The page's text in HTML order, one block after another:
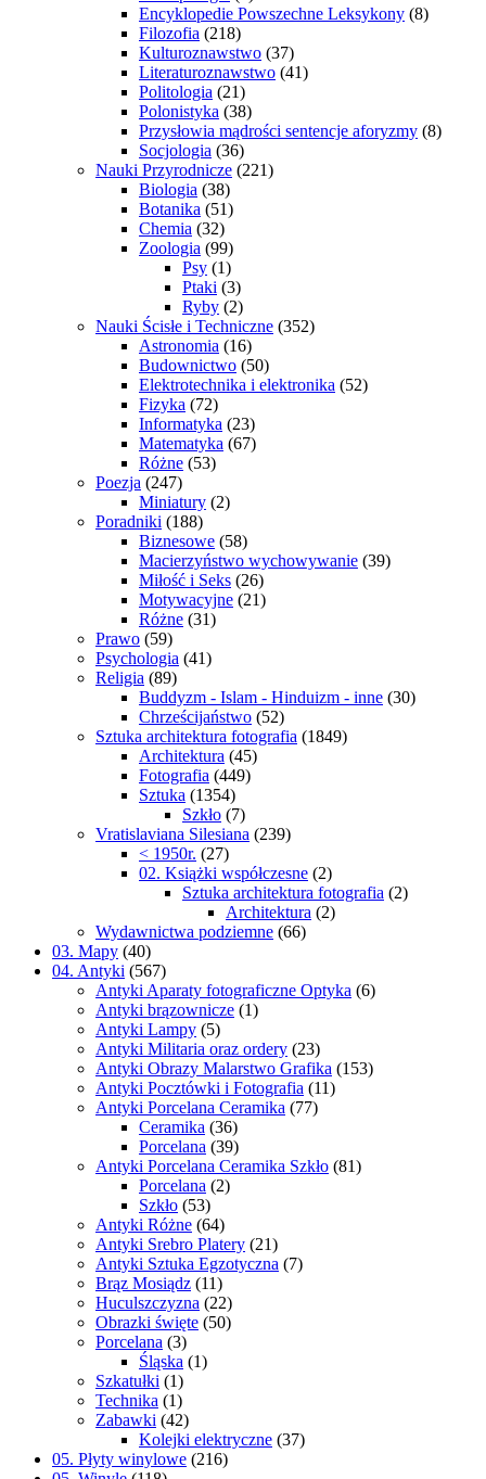
Encyklopedie Powszechne Leksykony (8)
Filozofia (218)
Kulturoznawstwo (37)
Literaturoznawstwo (41)
Politologia (21)
Polonistyka (38)
Przysłowia mądrości sentencje aforyzmy (8)
Socjologia (36)
Nauki Przyrodnicze (221)
Biologia (38)
Botanika (51)
Chemia (32)
Zoologia (99)
Psy (1)
Ptaki (3)
Ryby (2)
Nauki Ścisłe i Techniczne (352)
Astronomia (16)
Budownictwo (50)
Elektrotechnika i elektronika (52)
Fizyka (72)
Informatyka (23)
Matematyka (67)
Różne (53)
Poezja (247)
Miniatury (2)
Poradniki (188)
Biznesowe (58)
Macierzyństwo wychowywanie (39)
Miłość i Seks (26)
Motywacyjne (21)
Różne (31)
Prawo (59)
Psychologia (41)
Religia (89)
Buddyzm - Islam - Hinduizm - inne (30)
Chrześcijaństwo (52)
Sztuka architektura fotografia (1849)
Architektura (45)
Fotografia (449)
Sztuka (1354)
Szkło (7)
Vratislaviana Silesiana (239)
< 1950r. (27)
02. Książki współczesne (2)
Sztuka architektura fotografia (2)
Architektura (2)
Wydawnictwa podziemne (66)
03. Mapy (40)
04. Antyki (567)
Antyki Aparaty fotograficzne Optyka (6)
Antyki brązownicze (1)
Antyki Lampy (5)
Antyki Militaria oraz ordery (23)
Antyki Obrazy Malarstwo Grafika (153)
Antyki Pocztówki i Fotografia (11)
Antyki Porcelana Ceramika (77)
Ceramika (36)
Porcelana (39)
Antyki Porcelana Ceramika Szkło (81)
Porcelana (2)
Szkło (53)
Antyki Różne (64)
Antyki Srebro Platery (21)
Antyki Sztuka Egzotyczna (7)
Brąz Mosiądz (11)
Huculszczyzna (22)
Obrazki święte (50)
Porcelana (3)
Śląska (1)
Szkatułki (1)
Technika (1)
Zabawki (42)
Kolejki elektryczne (37)
05. Płyty winylowe (216)